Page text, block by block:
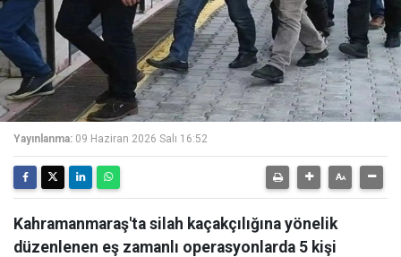
Yayınlanma: 09 Haziran 2026 Salı 16:52
Kahramanmaraş'ta silah kaçakçılığına yönelik
düzenlenen eş zamanlı operasyonlarda 5 kişi